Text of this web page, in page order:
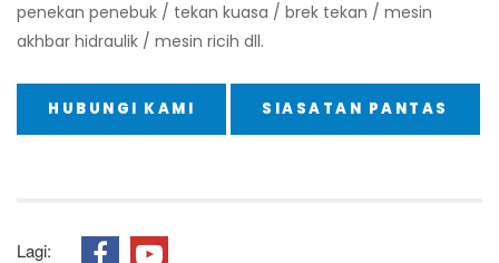
penekan penebuk / tekan kuasa / brek tekan / mesin
akhbar hidraulik / mesin ricih dll.
HUBUNGI KAMI SIASATAN PANTAS
Lagi: